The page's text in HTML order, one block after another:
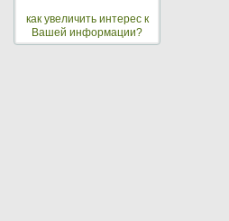
как увеличить интерес к
Вашей информации?